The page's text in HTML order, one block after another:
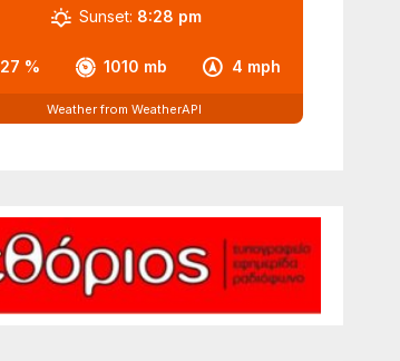
27 % 1010 mb 4 mph
Sunset: 8:28 pm
Weather from WeatherAPI